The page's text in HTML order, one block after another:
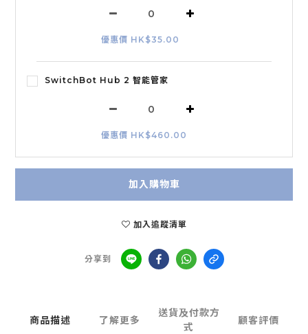
優惠價 HK$35.00
SwitchBot Hub 2 智能管家
優惠價 HK$460.00
加入購物車
加入追蹤清單
分享到
商品描述 了解更多
送貨及付款方
式
顧客評價